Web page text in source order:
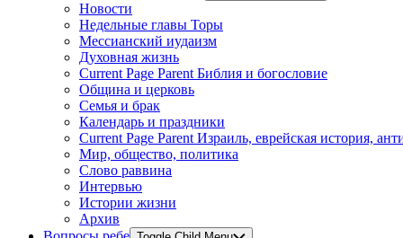
Новости
Недельные главы Торы
Мессианский иудаизм
Духовная жизнь
Current Page Parent Библия и богословие
Община и церковь
Семья и брак
Календарь и праздники
Current Page Parent Израиль, еврейская история,
Мир, общество, политика
Слово раввина
Интервью
Истории жизни
Архив